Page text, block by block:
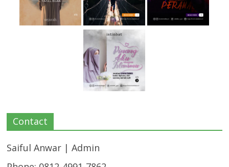
Contact
Saiful Anwar | Admin